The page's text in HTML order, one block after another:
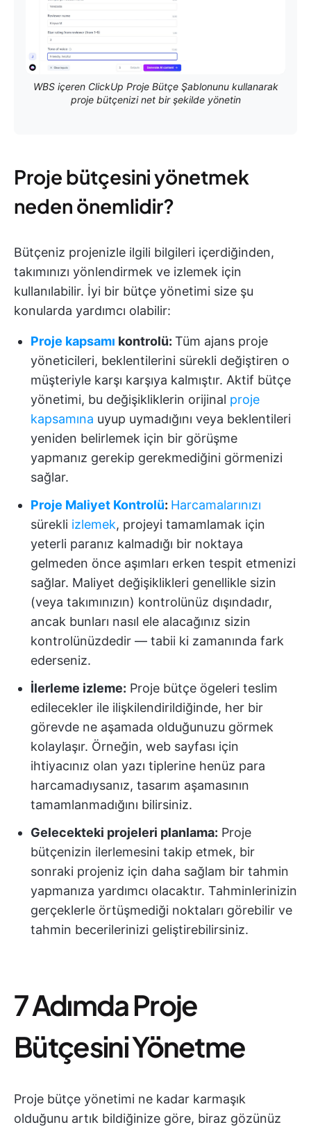
WBS içeren ClickUp Proje Bütçe Şablonunu kullanarak
proje bütçenizi net bir şekilde yönetin
Proje bütçesini yönetmek
neden önemlidir?
Bütçeniz projenizle ilgili bilgileri içerdiğinden,
takımınızı yönlendirmek ve izlemek için
kullanılabilir. İyi bir bütçe yönetimi size şu
konularda yardımcı olabilir:
Proje kapsamı kontrolü: Tüm ajans proje
yöneticileri, beklentilerini sürekli değiştiren o
müşteriyle karşı karşıya kalmıştır. Aktif bütçe
yönetimi, bu değişikliklerin orijinal proje
kapsamına uyup uymadığını veya beklentileri
yeniden belirlemek için bir görüşme
yapmanız gerekip gerekmediğini görmenizi
sağlar.
Proje Maliyet Kontrolü: Harcamalarınızı
sürekli izlemek, projeyi tamamlamak için
yeterli paranız kalmadığı bir noktaya
gelmeden önce aşımları erken tespit etmenizi
sağlar. Maliyet değişiklikleri genellikle sizin
(veya takımınızın) kontrolünüz dışındadır,
ancak bunları nasıl ele alacağınız sizin
kontrolünüzdedir — tabii ki zamanında fark
ederseniz.
İlerleme izleme: Proje bütçe ögeleri teslim
edilecekler ile ilişkilendirildiğinde, her bir
görevde ne aşamada olduğunuzu görmek
kolaylaşır. Örneğin, web sayfası için
ihtiyacınız olan yazı tiplerine henüz para
harcamadıysanız, tasarım aşamasının
tamamlanmadığını bilirsiniz.
Gelecekteki projeleri planlama: Proje
bütçenizin ilerlemesini takip etmek, bir
sonraki projeniz için daha sağlam bir tahmin
yapmanıza yardımcı olacaktır. Tahminlerinizin
gerçeklerle örtüşmediği noktaları görebilir ve
tahmin becerilerinizi geliştirebilirsiniz.
7 Adımda Proje
Bütçesini Yönetme
Proje bütçe yönetimi ne kadar karmaşık
olduğunu artık bildiğinize göre, biraz gözünüz